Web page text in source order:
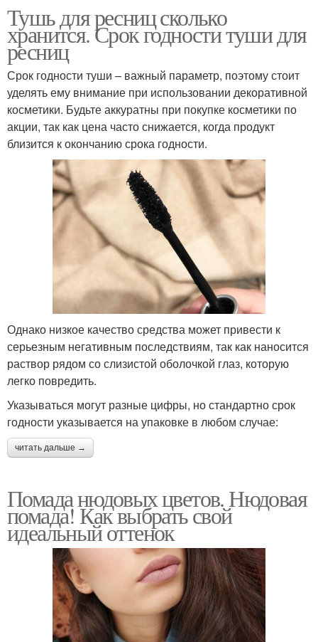
Тушь для ресниц сколько
хранится. Срок годности туши для
ресниц
Срок годности туши – важный параметр, поэтому стоит
уделять ему внимание при использовании декоративной
косметики. Будьте аккуратны при покупке косметики по
акции, так как цена часто снижается, когда продукт
близится к окончанию срока годности.
Однако низкое качество средства может привести к
серьезным негативным последствиям, так как наносится
раствор рядом со слизистой оболочкой глаз, которую
легко повредить.
Указываться могут разные цифры, но стандартно срок
годности указывается на упаковке в любом случае:
читать дальше →
Помада нюдовых цветов. Нюдовая
помада! Как выбрать свой
идеальный оттенок